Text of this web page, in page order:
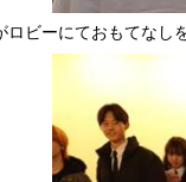
ロビーにておもてなし